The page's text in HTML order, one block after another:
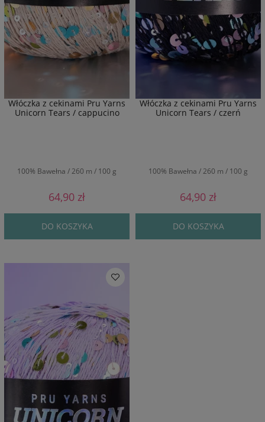
Włóczka z cekinami Pru Yarns
Unicorn Tears / cappucino
100% Bawełna / 260 m / 100 g
64,90 zł
DO KOSZYKA
Włóczka z cekinami Pru Yarns
Unicorn Tears / czerń
100% Bawełna / 260 m / 100 g
64,90 zł
DO KOSZYKA